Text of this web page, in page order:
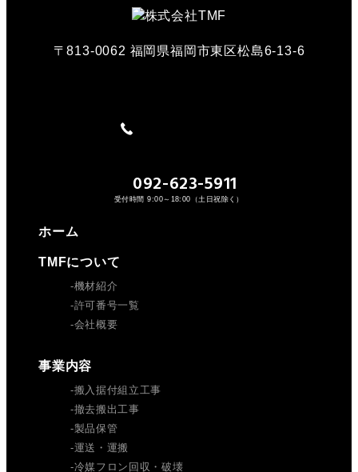
〒813-0062 福岡県福岡市東区松島6-13-6
092-623-5911
受付時間 9:00～18:00（土日祝除く）
ホーム
TMFについて
機材紹介
許可番号一覧
会社概要
事業内容
搬入据付組立工事
撤去搬出工事
製品保管
運送・運搬
冷媒フロン回収・破壊